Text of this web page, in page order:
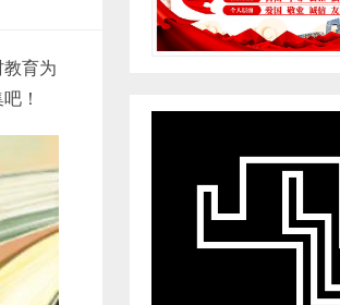
育为
！